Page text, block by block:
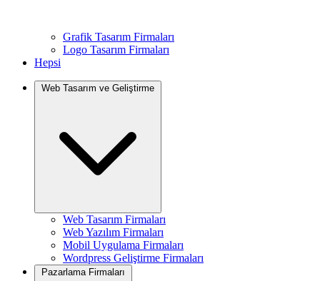
Grafik Tasarım Firmaları
Logo Tasarım Firmaları
Hepsi
Web Tasarım ve Geliştirme
Web Tasarım Firmaları
Web Yazılım Firmaları
Mobil Uygulama Firmaları
Wordpress Geliştirme Firmaları
Pazarlama Firmaları